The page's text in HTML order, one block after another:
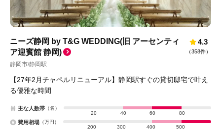
ニーズ静岡 by T&G WEDDING(旧 アーセンティ
ア迎賓館 静岡)
静岡市/静岡駅
4.3
（358件）
【27年2月チャペルリニューアル】静岡駅すぐの貸切邸宅で叶え
る優雅な時間
主な人数帯 （名）
20
40 60 80
費用相場 （万円）
200
300 400 500